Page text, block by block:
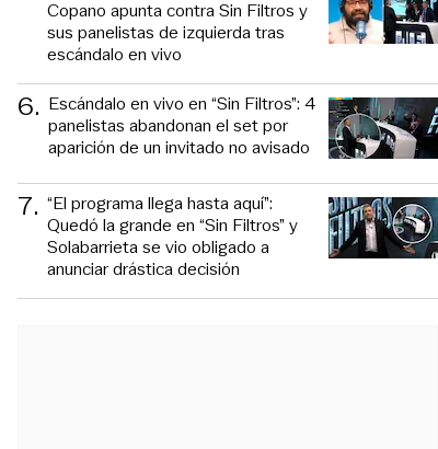
Copano apunta contra Sin Filtros y
sus panelistas de izquierda tras
escándalo en vivo
6. Escándalo en vivo en “Sin Filtros”: 4
panelistas abandonan el set por
aparición de un invitado no avisado
7. “El programa llega hasta aquí”:
Quedó la grande en “Sin Filtros” y
Solabarrieta se vio obligado a
anunciar drástica decisión